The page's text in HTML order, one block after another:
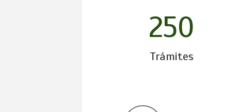
250
Trámites